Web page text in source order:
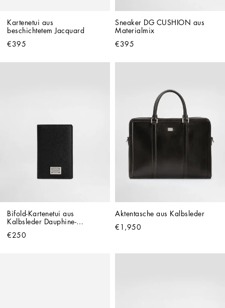
Kartenetui aus
beschichtetem Jacquard
€395
Sneaker DG CUSHION aus
Materialmix
€395
Bifold-Kartenetui aus
Kalbsleder Dauphine-
€250
Aktentasche aus Kalbsleder
€1,950